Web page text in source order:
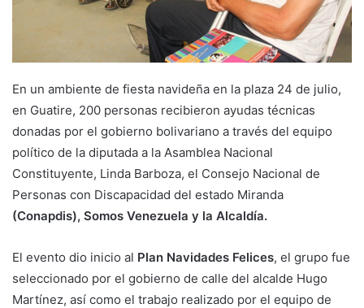
En un ambiente de fiesta navideña en la plaza 24 de julio,
en Guatire, 200 personas recibieron ayudas técnicas
donadas por el gobierno bolivariano a través del equipo
político de la diputada a la Asamblea Nacional
Constituyente, Linda Barboza, el Consejo Nacional de
Personas con Discapacidad del estado Miranda
(Conapdis), Somos Venezuela y la Alcaldía.
El evento dio inicio al Plan Navidades Felices, el grupo fue
seleccionado por el gobierno de calle del alcalde Hugo
Martínez, así como el trabajo realizado por el equipo de